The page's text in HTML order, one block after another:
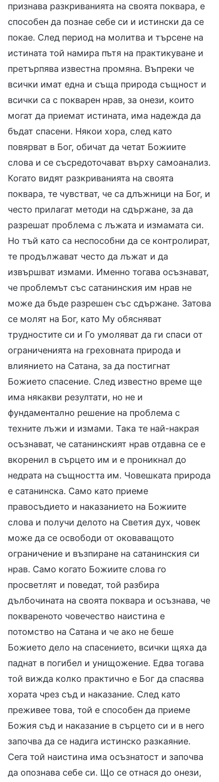
признава разкриванията на своята поквара, е
способен да познае себе си и истински да се
покае. След период на молитва и търсене на
истината той намира пътя на практикуване и
претърпява известна промяна. Въпреки че
всички имат една и съща природа същност и
всички са с покварен нрав, за онези, които
могат да приемат истината, има надежда да
бъдат спасени. Някои хора, след като
повярват в Бог, обичат да четат Божиите
слова и се съсредоточават върху самоанализ.
Когато видят разкриванията на своята
поквара, те чувстват, че са длъжници на Бог, и
често прилагат методи на сдържане, за да
разрешат проблема с лъжата и измамата си.
Но тъй като са неспособни да се контролират,
те продължават често да лъжат и да
извършват измами. Именно тогава осъзнават,
че проблемът със сатанинския им нрав не
може да бъде разрешен със сдържане. Затова
се молят на Бог, като Му обясняват
трудностите си и Го умоляват да ги спаси от
ограниченията на греховната природа и
влиянието на Сатана, за да постигнат
Божието спасение. След известно време ще
има някакви резултати, но не и
фундаментално решение на проблема с
техните лъжи и измами. Така те най-накрая
осъзнават, че сатанинският нрав отдавна се е
вкоренил в сърцето им и е проникнал до
недрата на същността им. Човешката природа
е сатанинска. Само като приеме
правосъдието и наказанието на Божиите
слова и получи делото на Светия дух, човек
може да се освободи от оковаващото
ограничение и възпиране на сатанинския си
нрав. Само когато Божиите слова го
просветлят и поведат, той разбира
дълбочината на своята поквара и осъзнава, че
поквареното човечество наистина е
потомство на Сатана и че ако не беше
Божието дело на спасението, всички щяха да
паднат в погибел и унищожение. Едва тогава
той вижда колко практично е Бог да спасява
хората чрез съд и наказание. След като
преживее това, той е способен да приеме
Божия съд и наказание в сърцето си и в него
започва да се надига истинско разкаяние.
Сега той наистина има осъзнатост и започва
да опознава себе си. Що се отнася до онези,